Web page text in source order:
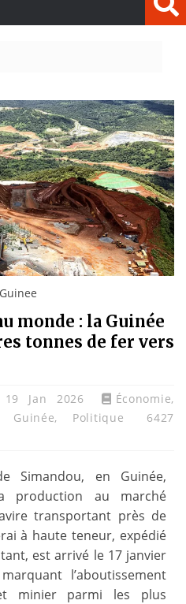
Côte
Tunisie
Ceuta :
monde : la Guinée
tonnes de fer vers
19 Jan 2026 Économie,
Guinée, Politique
6427
Simandou, en Guinée,
production au marché
transportant près de
à haute teneur, expédié
est arrivé le 17 janvier
l’aboutissement
minier parmi les plus